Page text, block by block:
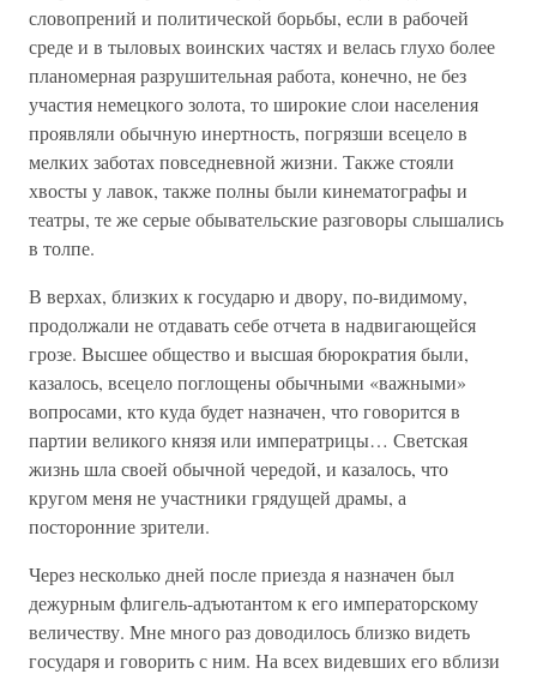
словопрений и политической борьбы, если в рабочей
среде и в тыловых воинских частях и велась глухо более
планомерная разрушительная работа, конечно, не без
участия немецкого золота, то широкие слои населения
проявляли обычную инертность, погрязши всецело в
мелких заботах повседневной жизни. Также стояли
хвосты у лавок, также полны были кинематографы и
театры, те же серые обывательские разговоры слышались
в толпе.
В верхах, близких к государю и двору, по-видимому,
продолжали не отдавать себе отчета в надвигающейся
грозе. Высшее общество и высшая бюрократия были,
казалось, всецело поглощены обычными «важными»
вопросами, кто куда будет назначен, что говорится в
партии великого князя или императрицы… Светская
жизнь шла своей обычной чередой, и казалось, что
кругом меня не участники грядущей драмы, а
посторонние зрители.
Через несколько дней после приезда я назначен был
дежурным флигель-адъютантом к его императорскому
величеству. Мне много раз доводилось близко видеть
государя и говорить с ним. На всех видевших его вблизи